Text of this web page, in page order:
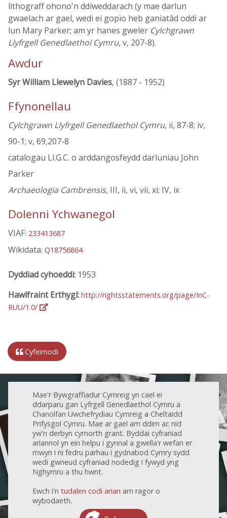
lithograff ohono'n ddiweddarach (y mae darlun
gwaelach ar gael, wedi ei gopïo heb ganiatâd oddi ar
lun Mary Parker; am yr hanes gweler Cylchgrawn
Llyfrgell Genedlaethol Cymru, v, 207-8).
Awdur
Syr William Llewelyn Davies, (1887 - 1952)
Ffynonellau
Cylchgrawn Llyfrgell Genedlaethol Cymru, ii, 87-8; iv,
90-1; v, 69,207-8
catalogau Ll.G.C. o arddangosfeydd darluniau John
Parker
Archaeologia Cambrensis, III, ii, vi, vii, xi; IV, ix
Dolenni Ychwanegol
VIAF: 233413687
Wikidata: Q18756864
Dyddiad cyhoeddi: 1953
Hawlfraint Erthygl: http://rightsstatements.org/page/InC-
RUU/1.0/
Cyfeirnodi
Mae'r Bywgraffiadur Cymreig yn cael ei
ddarparu gan Lyfrgell Genedlaethol Cymru a
Chanolfan Uwchefrydiau Cymreig a Cheltaidd
Prifysgol Cymru. Mae ar gael am ddim ac nid
yw'n derbyn cymorth grant. Byddai cyfraniad
ariannol yn ein helpu i gynnal a gwella'r wefan er
mwyn i ni fedru parhau i gydnabod Cymry sydd
wedi gwneud cyfraniad nodedig i fywyd yng
Nghymru a thu hwnt.
Ewch i'n tudalen codi arian am ragor o
wybodaeth.